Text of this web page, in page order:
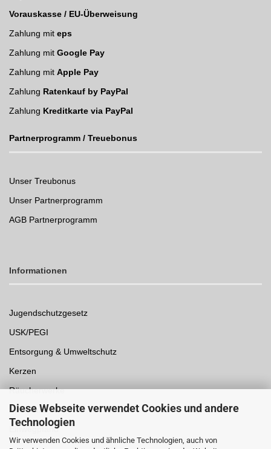
Diese Webseite verwendet Cookies und andere
Technologien
Wir verwenden Cookies und ähnliche Technologien, auch von
Vorauskasse / EU-Überweisung
Zahlung mit eps
Zahlung mit Google Pay
Zahlung mit Apple Pay
Zahlung Ratenkauf by PayPal
Zahlung Kreditkarte via PayPal
Partnerprogramm / Treuebonus
Unser Treubonus
Unser Partnerprogramm
AGB Partnerprogramm
Informationen
Jugendschutzgesetz
USK/PEGI
Entsorgung & Umweltschutz
Kerzen
Räucherwerke
Spielwaren
Einwegpfand